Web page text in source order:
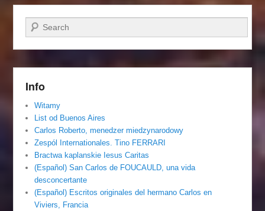
Szukaj
Info
Witamy
List od Buenos Aires
Carlos Roberto, menedzer miedzynarodowy
Zespól Internationales. Tino FERRARI
Bractwa kaplanskie Iesus Caritas
(Español) San Carlos de FOUCAULD, una vida
desconcertante
(Español) Escritos originales del hermano Carlos en
Viviers, Francia